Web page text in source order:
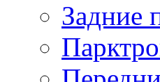
Задние